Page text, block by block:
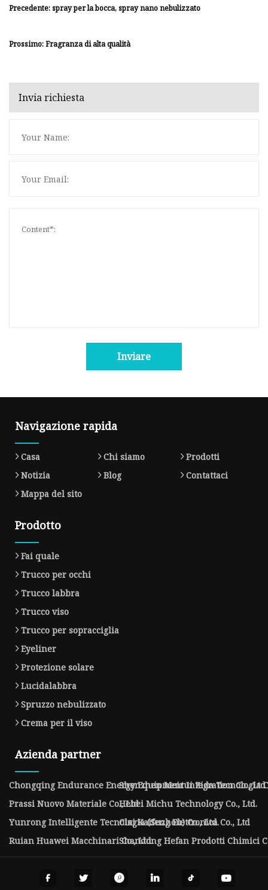
Precedente: spray per la bocca, spray nano nebulizzato
Prossimo: Fragranza di alta qualità
Invia richiesta
Inviare
Navigazione rapida
Casa Chi siamo
Prodotti
Notizia
Blog
Contattaci
Mappa del sito
Prodotto
Fai quale
Trucco per occhi
Trucco labbra
Trucco viso
Trucco per sopracciglia
Eyeliner
Protezione solare
Lucidalabbra
Spruzzo nebulizzato
Crema per il viso
Azienda partner
Chongqing Endurance Energy Equipment Integration Co., Ltd
Shenzhen Meirui Zida Tecnologia
Prassi Nuovo Materiale Co., LtdHebei Michu Technology Co., Ltd.
Yunrong Intelligente Tecnologia (Suzhou) Co., Ltd.
Cixi Kaifeng Elettronica Co., Ltd
Ruian Huawei Macchinari Co., LtdShandong Hefan Prodotti Chimici